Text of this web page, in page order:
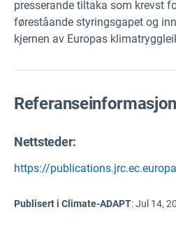
presserande tiltaka som krevst
føreståande styringsgapet og
kjernen av Europas
Referanseinformasjon
Nettsteder:
https://
Publisert i Climate-ADAPT:Jul 14,